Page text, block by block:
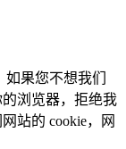
果您不想我们
浏览器，拒绝我
站的 cookie，网